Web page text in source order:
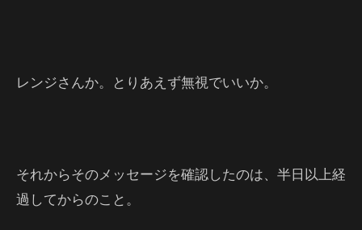
レンジさんか。とりあえず無視でいいか。
それからそのメッセージを確認したのは、半日以上経
過してからのこと。